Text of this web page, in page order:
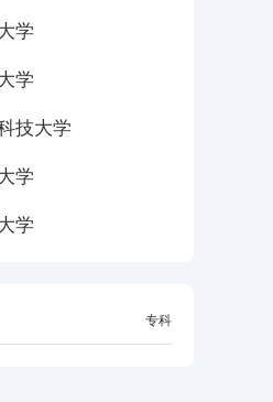
学
学
技大学
学
学
专科